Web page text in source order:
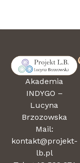
Akademia
INDYGO –
Lucyna
Brzozowska
Mail:
kontakt@projekt-
lb.pl